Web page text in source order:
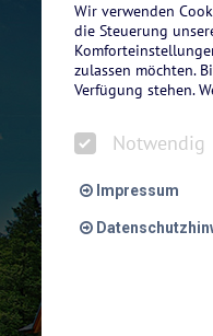
Wir verwenden
die Steuerung
zulassen möchten.
Verfügung stehen.
Notwendig
Impressum